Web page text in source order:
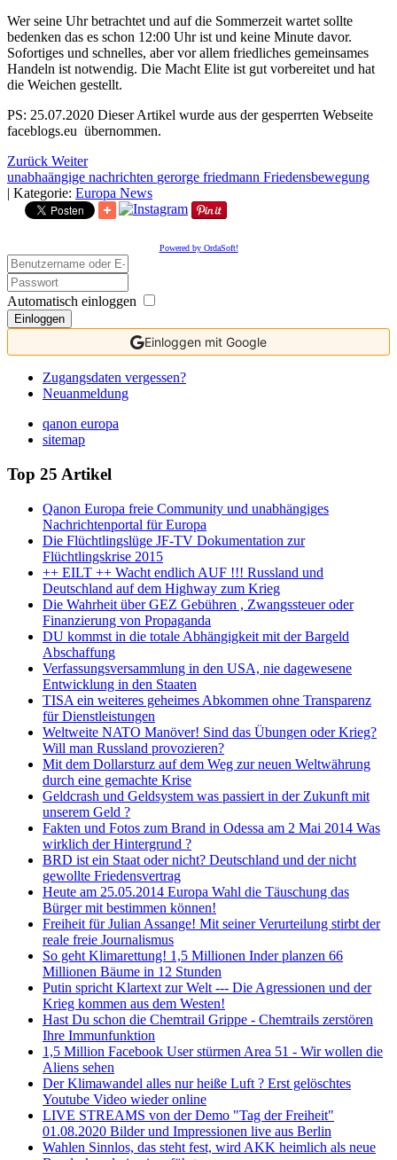
Wer seine Uhr betrachtet und auf die Sommerzeit wartet sollte
bedenken das es schon 12:00 Uhr ist und keine Minute davor.
Sofortiges und schnelles, aber vor allem friedliches gemeinsames
Handeln ist notwendig. Die Macht Elite ist gut vorbereitet und hat
die Weichen gestellt.
PS: 25.07.2020 Dieser Artikel wurde aus der gesperrten Webseite
faceblogs.eu übernommen.
Zurück Weiter
unabhaängige nachrichten gerorge friedmann Friedensbewegung
| Kategorie: Europa News
Powered by OrdaSoft!
Automatisch einloggen
Einloggen
Einloggen mit Google
Zugangsdaten vergessen?
Neuanmeldung
qanon europa
sitemap
Top 25 Artikel
Qanon Europa freie Community und unabhängiges
Nachrichtenportal für Europa
Die Flüchtlingslüge JF-TV Dokumentation zur
Flüchtlingskrise 2015
++ EILT ++ Wacht endlich AUF !!! Russland und
Deutschland auf dem Highway zum Krieg
Die Wahrheit über GEZ Gebühren , Zwangssteuer oder
Finanzierung von Propaganda
DU kommst in die totale Abhängigkeit mit der Bargeld
Abschaffung
Verfassungsversammlung in den USA, nie dagewesene
Entwicklung in den Staaten
TISA ein weiteres geheimes Abkommen ohne Transparenz
für Dienstleistungen
Weltweite NATO Manöver! Sind das Übungen oder Krieg?
Will man Russland provozieren?
Mit dem Dollarsturz auf dem Weg zur neuen Weltwährung
durch eine gemachte Krise
Geldcrash und Geldsystem was passiert in der Zukunft mit
unserem Geld ?
Fakten und Fotos zum Brand in Odessa am 2 Mai 2014 Was
wirklich der Hintergrund ?
BRD ist ein Staat oder nicht? Deutschland und der nicht
gewollte Friedensvertrag
Heute am 25.05.2014 Europa Wahl die Täuschung das
Bürger mit bestimmen können!
Freiheit für Julian Assange! Mit seiner Verurteilung stirbt der
reale freie Journalismus
So geht Klimarettung! 1,5 Millionen Inder planzen 66
Millionen Bäume in 12 Stunden
Putin spricht Klartext zur Welt --- Die Agressionen und der
Krieg kommen aus dem Westen!
Hast Du schon die Chemtrail Grippe - Chemtrails zerstören
Ihre Immunfunktion
1,5 Million Facebook User stürmen Area 51 - Wir wollen die
Aliens sehen
Der Klimawandel alles nur heiße Luft ? Erst gelöschtes
Youtube Video wieder online
LIVE STREAMS von der Demo "Tag der Freiheit"
01.08.2020 Bilder und Impressionen live aus Berlin
Wahlen Sinnlos, das steht fest, wird AKK heimlich als neue